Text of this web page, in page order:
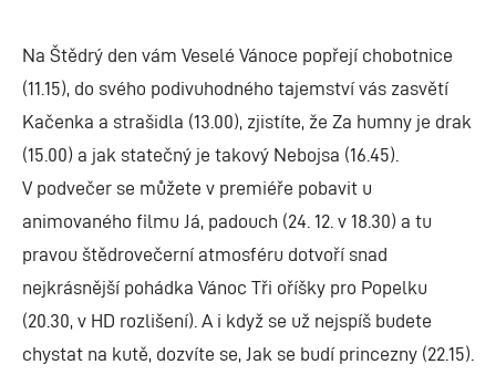
Na Štědrý den vám Veselé Vánoce popřejí chobotnice
(11.15), do svého podivuhodného tajemství vás zasvětí
Kačenka a strašidla (13.00), zjistíte, že Za humny je drak
(15.00) a jak statečný je takový Nebojsa (16.45).
V podvečer se můžete v premiéře pobavit u
animovaného filmu Já, padouch (24. 12. v 18.30) a tu
pravou štědrovečerní atmosféru dotvoří snad
nejkrásnější pohádka Vánoc Tři oříšky pro Popelku
(20.30, v HD rozlišení). A i když se už nejspíš budete
chystat na kutě, dozvíte se, Jak se budí princezny (22.15).